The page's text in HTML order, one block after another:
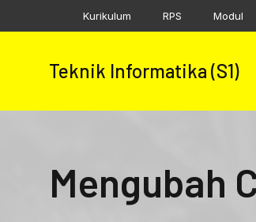
to
Kurikulum RPS Modul
Teknik Informatika (S1)
Mengubah